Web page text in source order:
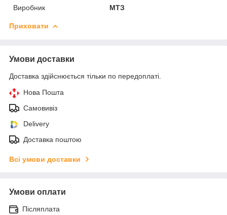
Виробник
МТЗ
Приховати
Умови доставки
Доставка здійснюється тільки по передоплаті.
Нова Пошта
Самовивіз
Delivery
Доставка поштою
Всі умови доставки
Умови оплати
Післяплата